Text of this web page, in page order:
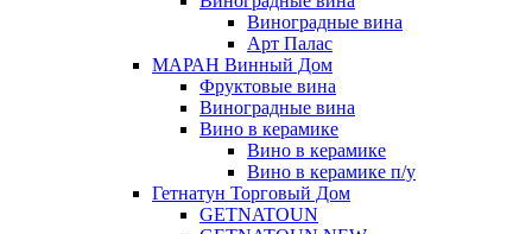
Виноградные вина
Арт Палас
МАРАН Винный Дом
Фруктовые вина
Виноградные вина
Вино в керамике
Вино в керамике
Вино в керамике п/у
Гетнатун Торговый Дом
GETNATOUN